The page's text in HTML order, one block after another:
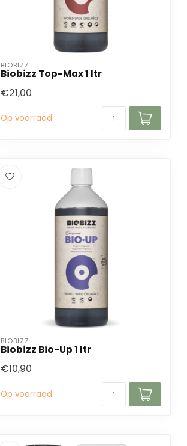
BIOBIZZ
Biobizz Top-Max 1 ltr
€21,00
Op voorraad
BIOBIZZ
Biobizz Bio-Up 1 ltr
€10,90
Op voorraad